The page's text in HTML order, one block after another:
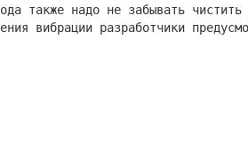
также надо не забывать
вибрации разработчики